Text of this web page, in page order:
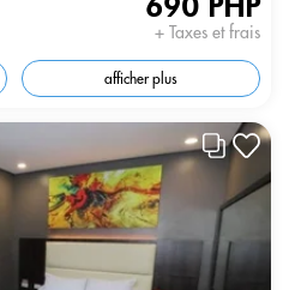
+ Taxes et frais
afficher plus